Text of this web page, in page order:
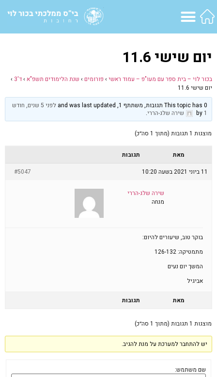
יום שישי 11.6
בכור לוי – בית ספר עם מעו"פ – עמוד ראשי › פורומים › שנת הלימודים תשפ"א ›ד'3
›
יום שישי 11.6
This topic has 0 תגובות, משתתף 1, and was last updated
לפני 5 שנים, חודש
1
by שירה שלג-הררי.
מוצגות 1 תגובות (מתוך 1 סה״כ)
מאת
תגובות
11 ביוני 2021 בשעה 10:20
#5047
שירה שלג-הררי
מנחה
בוקר טוב, שיעורים להיום:
מתמטיקה: 126-132
המשך יום נעים
אביגיל
מאת תגובות
מוצגות 1 תגובות (מתוך 1 סה״כ)
יש להתחבר למערכת על מנת להגיב.
שם משתמש: